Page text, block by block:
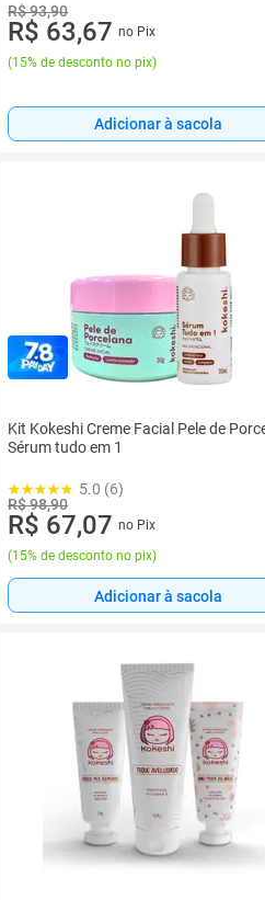
R$ 93,90
R$ 63,67 no Pix
(15% de desconto no pix)
Adicionar à sacola
Kit Kokeshi Creme Facial Pele de
Sérum tudo em 1
5.0 (6)
R$ 98,90
R$ 67,07 no Pix
(15% de desconto no pix)
Adicionar à sacola